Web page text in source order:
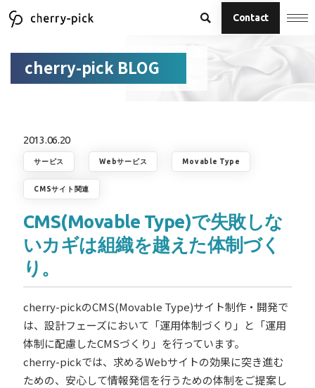
Contact
cherry-pick BLOG
2013.06.20
サービス Webサービス Movable Type
CMSサイト関連
CMS(Movable Type)で失敗しな
いカギは組織を越えた体制づく
り。
cherry-pickのCMS(Movable Type)サイト制作・開発で
は、設計フェーズにおいて「運用体制づくり」と「運用
体制に配慮したCMSづくり」を行っています。
cherry-pickでは、求めるWebサイトの効果に突き進む
ための、安心して情報発信を行うための体制をご提案し